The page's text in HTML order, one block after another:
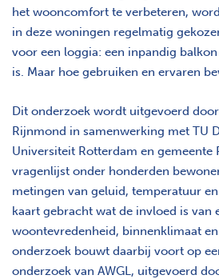
het wooncomfort te verbeteren,
in deze woningen regelmatig
voor een loggia: een inpandig
is. Maar hoe gebruiken en ervaren
Dit onderzoek wordt uitgevoerd
Rijnmond in samenwerking met TU
Universiteit Rotterdam en gemeente
vragenlijst onder honderden
metingen van geluid, temperatuur
kaart gebracht wat de invloed is van
woontevredenheid, binnenklimaat
onderzoek bouwt daarbij voort op
onderzoek van AWGL, uitgevoerd